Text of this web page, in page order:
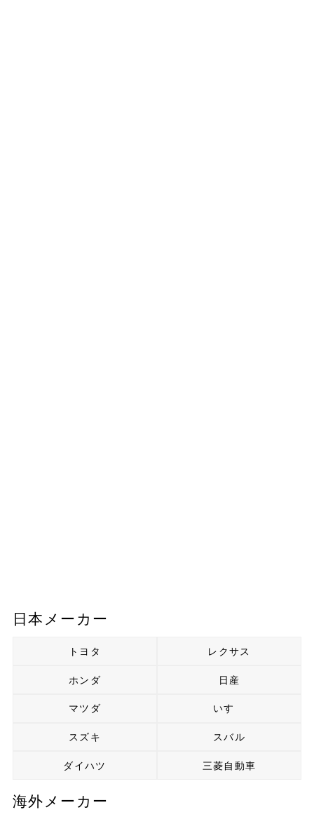
日本メーカー
トヨタ レクサス
ホンダ 日産
マツダ いすゞ
スズキ スバル
ダイハツ 三菱自動車
海外メーカー